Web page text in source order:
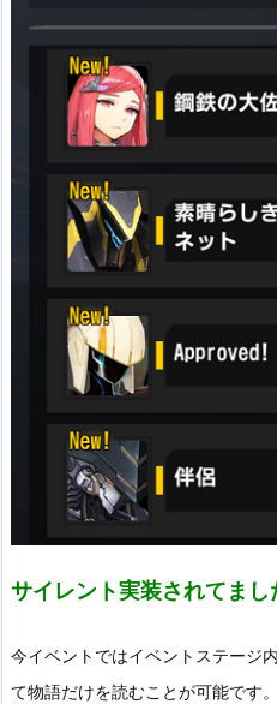
サイレント実装されてまし
今イベントではイベントステージ
て物語だけを読むことが可能です。